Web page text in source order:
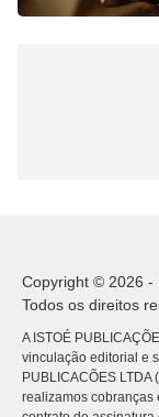
Copyright © 2026 -
Todos os direitos
A ISTOÉ
vinculação editorial e
PUBLICACÕES
realizamos cobranças